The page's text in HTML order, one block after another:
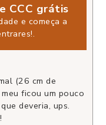
CCC grátis
e começa a
.
(26 cm de
ficou um pouco
deveria, ups.